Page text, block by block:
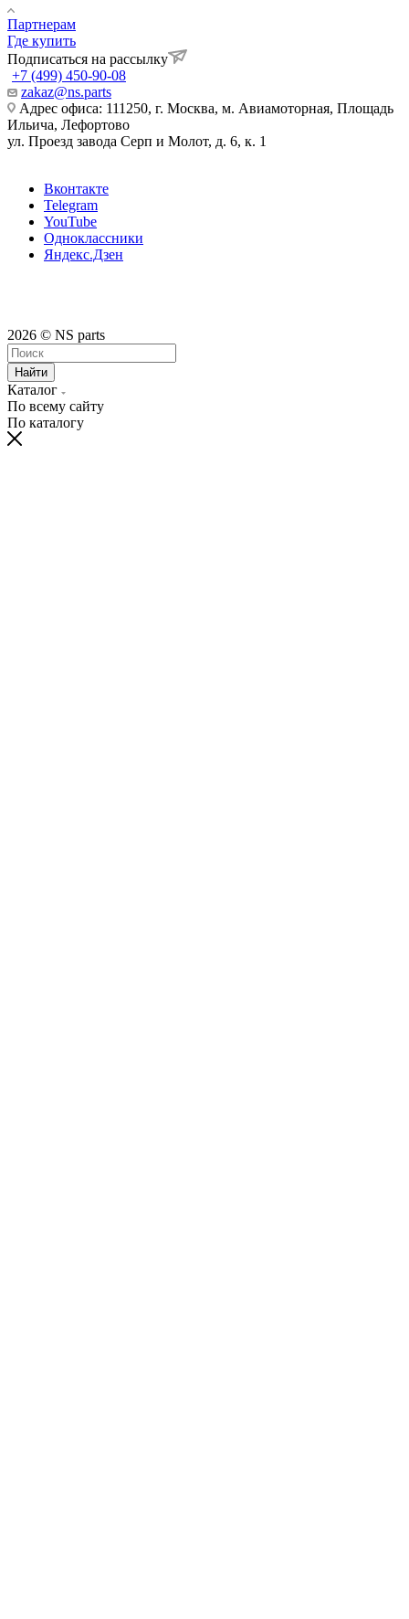
Партнерам
Где купить
Подписаться на рассылку
+7 (499) 450-90-08
zakaz@ns.parts
Адрес офиса: 111250, г. Москва, м. Авиамоторная, Площадь
Ильича, Лефортово
ул. Проезд завода Серп и Молот, д. 6, к. 1
Вконтакте
Telegram
YouTube
Одноклассники
Яндекс.Дзен
2026 © NS parts
Найти
Каталог
По всему сайту
По каталогу